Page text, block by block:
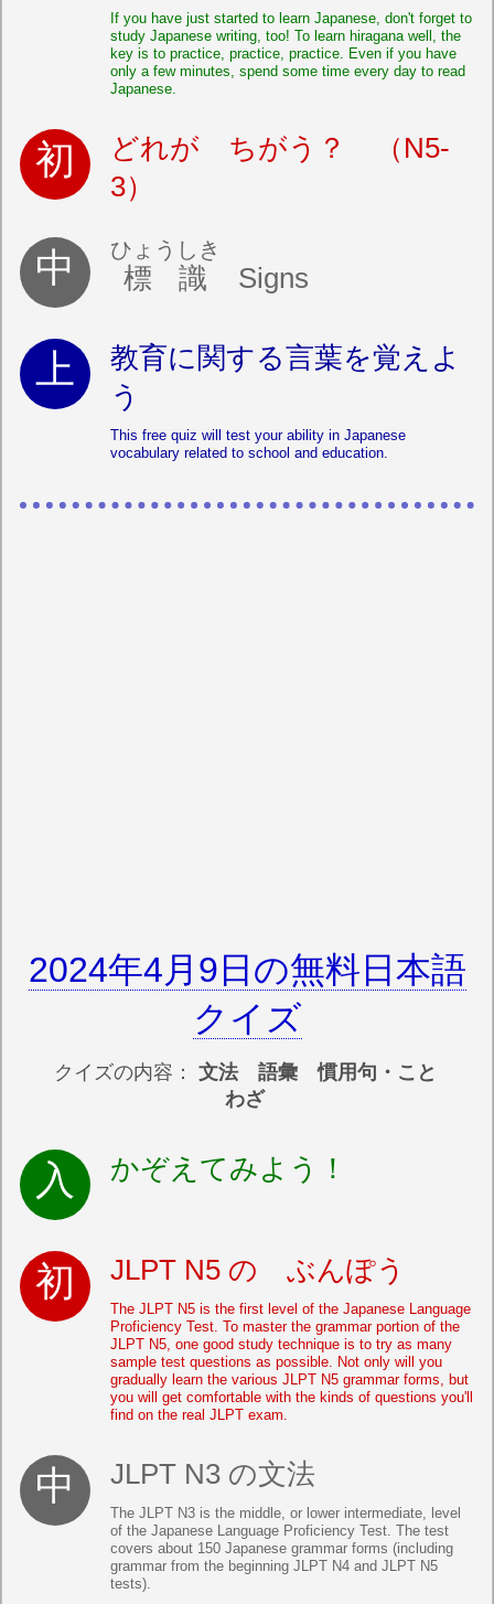
If you have just started to learn Japanese, don't forget to
study Japanese writing, too! To learn hiragana well, the
key is to practice, practice, practice. Even if you have
only a few minutes, spend some time every day to read
Japanese.
どれが ちがう？ （N5-
3）
標識
ひょうしき
Signs
教育に関する言葉を覚えよ
う
This free quiz will test your ability in Japanese
vocabulary related to school and education.
2024年4月9日の無料日本語
クイズ
クイズの内容： 文法 語彙 慣用句・こと
わざ
かぞえてみよう！
JLPT N5 の ぶんぽう
The JLPT N5 is the first level of the Japanese Language
Proficiency Test. To master the grammar portion of the
JLPT N5, one good study technique is to try as many
sample test questions as possible. Not only will you
gradually learn the various JLPT N5 grammar forms, but
you will get comfortable with the kinds of questions you'll
find on the real JLPT exam.
JLPT N3 の文法
The JLPT N3 is the middle, or lower intermediate, level
of the Japanese Language Proficiency Test. The test
covers about 150 Japanese grammar forms (including
grammar from the beginning JLPT N4 and JLPT N5
tests).